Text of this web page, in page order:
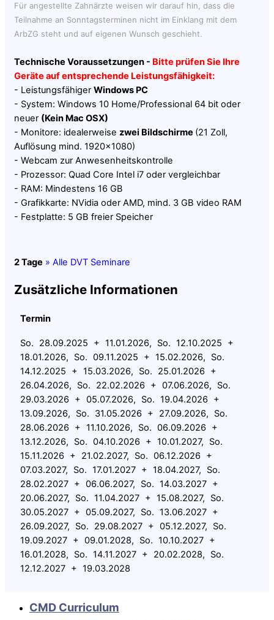
Für angestellte Zahnärzte weisen wir darauf hin, dass die
Teilnahme an Sonntagsterminen nicht im Einklang mit dem
ArbZG steht und auf eigenen Wunsch geschieht.
Technische Voraussetzungen - Bitte prüfen Sie Ihre
Geräte auf entsprechende Leistungsfähigkeit:
- Leistungsfähiger Windows PC
- System: Windows 10 Home/Professional 64 bit oder
neuer (Kein Mac OSX)
- Monitore: idealerweise zwei Bildschirme (21 Zoll,
Auflösung mind. 1920x1080)
- Webcam zur Anwesenheitskontrolle
- Prozessor: Quad Core Intel i7 oder vergleichbar
- RAM: Mindestens 16 GB
- Grafikkarte: NVidia oder AMD, mind. 3 GB video RAM
- Festplatte: 5 GB freier Speicher
2 Tage » Alle DVT Seminare
Zusätzliche Informationen
Termin
So. 28.09.2025 + 11.01.2026, So. 12.10.2025 +
18.01.2026, So. 09.11.2025 + 15.02.2026, So.
14.12.2025 + 15.03.2026, So. 25.01.2026 +
26.04.2026, So. 22.02.2026 + 07.06.2026, So.
29.03.2026 + 05.07.2026, So. 19.04.2026 +
13.09.2026, So. 31.05.2026 + 27.09.2026, So.
28.06.2026 + 11.10.2026, So. 06.09.2026 +
13.12.2026, So. 04.10.2026 + 10.01.2027, So.
15.11.2026 + 21.02.2027, So. 06.12.2026 +
07.03.2027, So. 17.01.2027 + 18.04.2027, So.
28.02.2027 + 06.06.2027, So. 14.03.2027 +
20.06.2027, So. 11.04.2027 + 15.08.2027, So.
30.05.2027 + 05.09.2027, So. 13.06.2027 +
26.09.2027, So. 29.08.2027 + 05.12.2027, So.
19.09.2027 + 09.01.2028, So. 10.10.2027 +
16.01.2028, So. 14.11.2027 + 20.02.2028, So.
12.12.2027 + 19.03.2028
CMD Curriculum